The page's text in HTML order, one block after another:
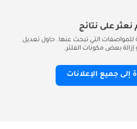
نعثر على نتائج
للمواصفات التي تبحث عنها. حاول تعديل
إزالة بعض مكونات الفلتر.
إلى جميع الإعلانات